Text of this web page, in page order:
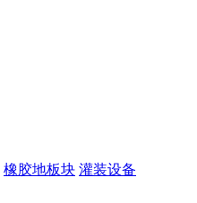
橡胶地板块 灌装设备